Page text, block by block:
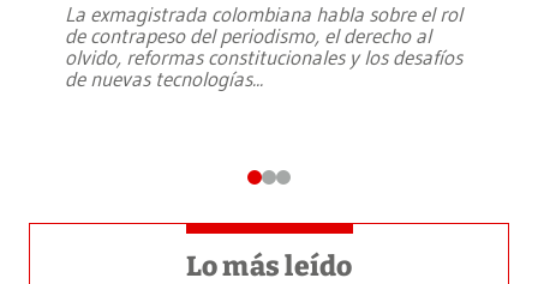
La exmagistrada colombiana habla sobre el rol
de contrapeso del periodismo, el derecho al
olvido, reformas constitucionales y los desafíos
de nuevas tecnologías...
Lo más leído